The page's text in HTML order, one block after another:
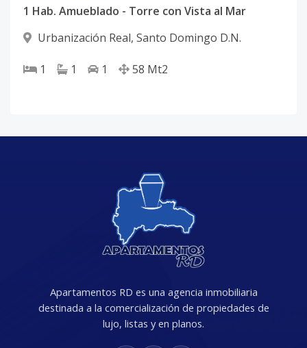
1 Hab. Amueblado - Torre con Vista al Mar
Urbanización Real, Santo Domingo D.N.
1 1 1 58 Mt2
Apartamentos RD es una agencia inmobiliaria
destinada a la comercialización de propiedades de
lujo, listas y en planos.